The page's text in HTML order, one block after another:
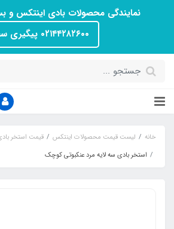
نمایندگی محصولات بادی اینتکس و
۰۲۱۴۴۲۸۲۶۰۰ پیگیری سفارش
خانه لیست قیمت محصولات اینتکس
قیمت استخر
استخر بادی سه لایه مرد عنکبوتی کوچک